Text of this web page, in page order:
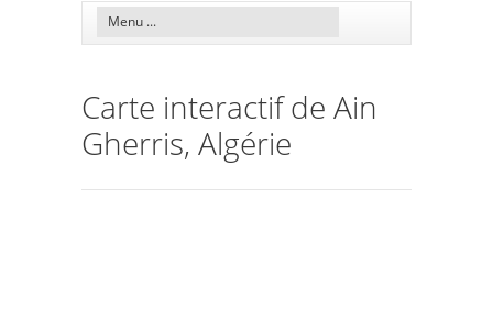
Carte interactif de Ain
Gherris, Algérie